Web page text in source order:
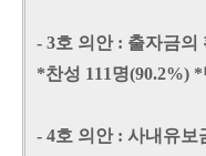
- 3호 의안 : 출자금의
*찬성 111명(90.2%)
- 4호 의안 : 사내유보